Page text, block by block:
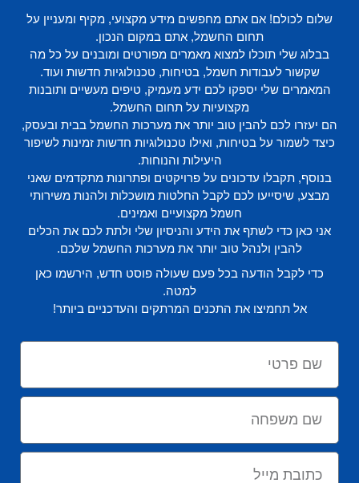
שלום לכולם! אם אתם מחפשים מידע מקצועי, מקיף ומעניין על
תחום החשמל, אתם במקום הנכון.
בבלוג שלי תוכלו למצוא מאמרים מפורטים ומובנים על כל מה
שקשור לעבודות חשמל, בטיחות, טכנולוגיות חדשות ועוד.
המאמרים שלי יספקו לכם ידע מעמיק, טיפים מעשיים ותובנות
מקצועיות על תחום החשמל.
הם יעזרו לכם להבין טוב יותר את מערכות החשמל בבית ובעסק,
כיצד לשמור על בטיחות, ואילו טכנולוגיות חדשות זמינות לשיפור
היעילות והנוחות.
בנוסף, תקבלו עדכונים על פרויקטים ופתרונות מתקדמים שאני
מבצע, שיסייעו לכם לקבל החלטות מושכלות ולהנות משירותי
חשמל מקצועיים ואמינים.
אני כאן כדי לשתף את הידע והניסיון שלי ולתת לכם את הכלים
להבין ולנהל טוב יותר את מערכות החשמל שלכם.
כדי לקבל הודעה בכל פעם שעולה פוסט חדש, הירשמו כאן
למטה.
אל תחמיצו את התכנים המרתקים והעדכניים ביותר!